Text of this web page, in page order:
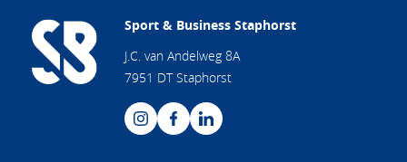
Sport & Business Staphorst
J.C. van Andelweg 8A
7951 DT Staphorst